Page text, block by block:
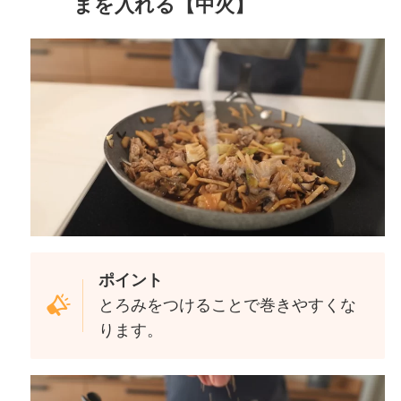
まを入れる【中火】
ポイント
とろみをつけることで巻きやすくな
ります。